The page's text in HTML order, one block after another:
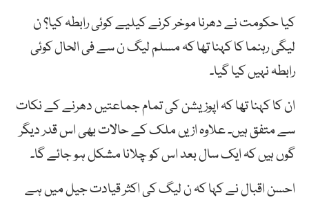
کیا حکومت نے دھرنا موخر کرنے کیلیے کوئی رابطہ کیا؟ ن
لیگی رہنما کا کہنا تھا کہ مسلم لیگ ن سے فی الحال کوئی
رابطہ نہیں کیا گیا۔
ان کا کہنا تھا کہ اپوزیشن کی تمام جماعتیں دھرنے کے نکات
سے متفق ہیں۔ علاوہ ازیں ملک کے حالات بھی اس قدر دیگر
گوں ہیں کہ ایک سال بعد اس کو چلانا مشکل ہو جائے گا۔
احسن اقبال نے کہا کہ ن لیگ کی اکثر قیادت جیل میں ہے